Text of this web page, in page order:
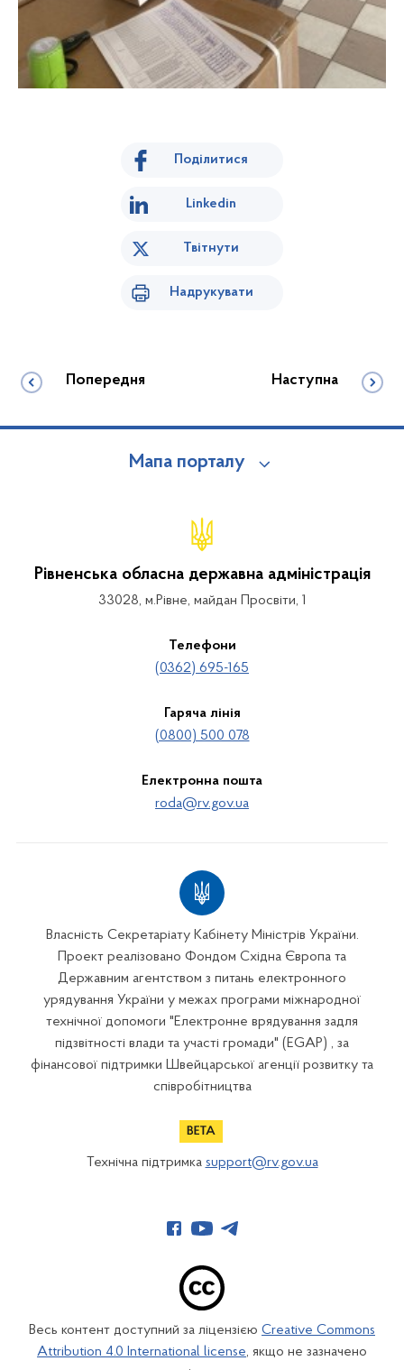
Поділитися
Linkedin
Твітнути
Надрукувати
Попередня Наступна
Мапа порталу
Рівненська обласна державна адміністрація
33028, м.Рівне, майдан Просвіти, 1
Телефони
(0362) 695-165
Гаряча лінія
(0800) 500 078
Електронна пошта
roda@rv.gov.ua
Власність Секретаріату Кабінету Міністрів України.
Проект реалізовано Фондом Східна Європа та
Державним агентством з питань електронного
урядування України у межах програми міжнародної
технічної допомоги "Електронне врядування задля
підзвітності влади та участі громади" (EGAP) , за
фінансової підтримки Швейцарської агенції розвитку та
співробітництва
Технічна підтримка support@rv.gov.ua
Весь контент доступний за ліцензією Creative Commons
Attribution 4.0 International license, якщо не зазначено